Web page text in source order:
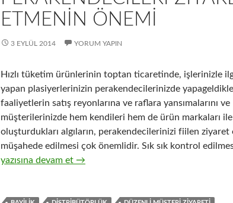
ETMENIN ÖNEMI
3 EYLÜL 2014 YORUM YAPIN
Hızlı tüketim ürünlerinin toptan ticaretinde, işlerinizle
yapan plasiyerlerinizin perakendecilerinizde
faaliyetlerin satış reyonlarına ve raflara yansımalarını ve
müşterilerinizde hem kendileri hem de ürün markaları
oluşturdukları algıların, perakendecilerinizi fiilen ziyaret
müşahede edilmesi çok önemlidir. Sık sık kontrol
18-Hızlı tüketim ürünlerinin toptan ticaretinde
yazısına devam et →